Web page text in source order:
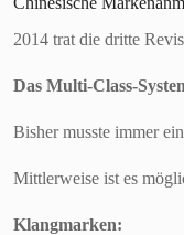
2014 trat die dritte
Das Multi-Class-
Bisher musste immer
Mittlerweise ist es
Klangmarken: